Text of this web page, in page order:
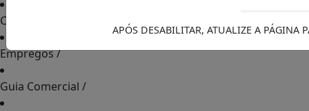
Colunas
Empregos/
Guia Comercial /
APÓS DESABILITAR, ATUALIZE A PÁGINA